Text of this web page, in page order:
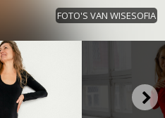
FOTO'S VAN WISESOFIA